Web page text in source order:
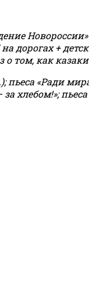
Новороссии»
дорогах +
о том, как
«Ради
за хлебом!»;пьеса